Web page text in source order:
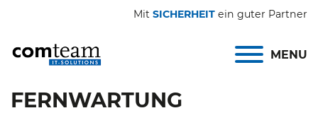
Mit SICHERHEIT ein guter Partner
MENU
FERNWARTUNG